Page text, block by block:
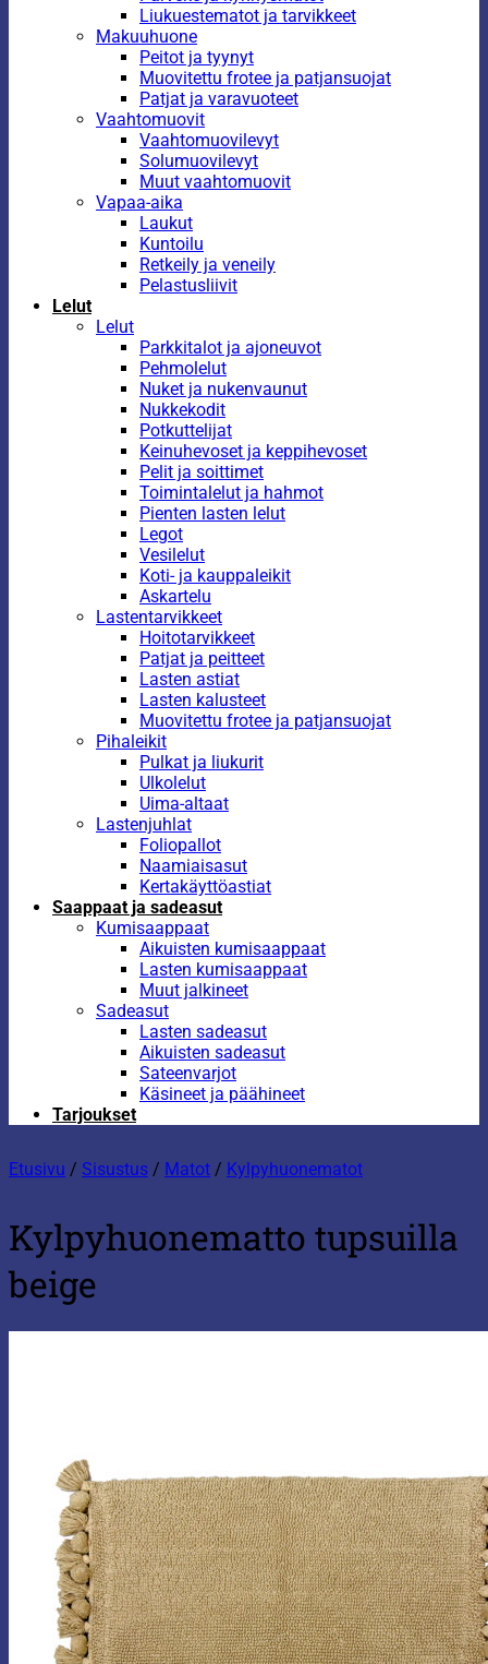
Liukuestematot ja tarvikkeet
Makuuhuone
Peitot ja tyynyt
Muovitettu frotee ja patjansuojat
Patjat ja varavuoteet
Vaahtomuovit
Vaahtomuovilevyt
Solumuovilevyt
Muut vaahtomuovit
Vapaa-aika
Laukut
Kuntoilu
Retkeily ja veneily
Pelastusliivit
Lelut
Lelut
Parkkitalot ja ajoneuvot
Pehmolelut
Nuket ja nukenvaunut
Nukkekodit
Potkuttelijat
Keinuhevoset ja keppihevoset
Pelit ja soittimet
Toimintalelut ja hahmot
Pienten lasten lelut
Legot
Vesilelut
Koti- ja kauppaleikit
Askartelu
Lastentarvikkeet
Hoitotarvikkeet
Patjat ja peitteet
Lasten astiat
Lasten kalusteet
Muovitettu frotee ja patjansuojat
Pihaleikit
Pulkat ja liukurit
Ulkolelut
Uima-altaat
Lastenjuhlat
Foliopallot
Naamiaisasut
Kertakäyttöastiat
Saappaat ja sadeasut
Kumisaappaat
Aikuisten kumisaappaat
Lasten kumisaappaat
Muut jalkineet
Sadeasut
Lasten sadeasut
Aikuisten sadeasut
Sateenvarjot
Käsineet ja päähineet
Tarjoukset
Etusivu / Sisustus / Matot / Kylpyhuonematot
Kylpyhuonematto tupsuilla
beige